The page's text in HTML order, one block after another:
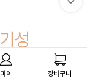
마이 장바구니